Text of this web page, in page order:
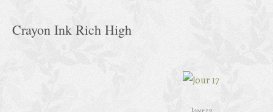
Crayon Ink Rich High